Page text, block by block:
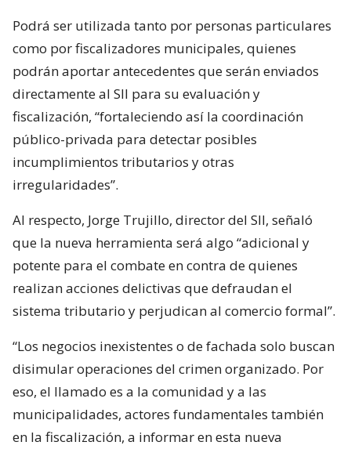
Podrá ser utilizada tanto por personas particulares
como por fiscalizadores municipales, quienes
podrán aportar antecedentes que serán enviados
directamente al SII para su evaluación y
fiscalización, “fortaleciendo así la coordinación
público-privada para detectar posibles
incumplimientos tributarios y otras
irregularidades”.
Al respecto, Jorge Trujillo, director del SII, señaló
que la nueva herramienta será algo “adicional y
potente para el combate en contra de quienes
realizan acciones delictivas que defraudan el
sistema tributario y perjudican al comercio formal”.
“Los negocios inexistentes o de fachada solo buscan
disimular operaciones del crimen organizado. Por
eso, el llamado es a la comunidad y a las
municipalidades, actores fundamentales también
en la fiscalización, a informar en esta nueva